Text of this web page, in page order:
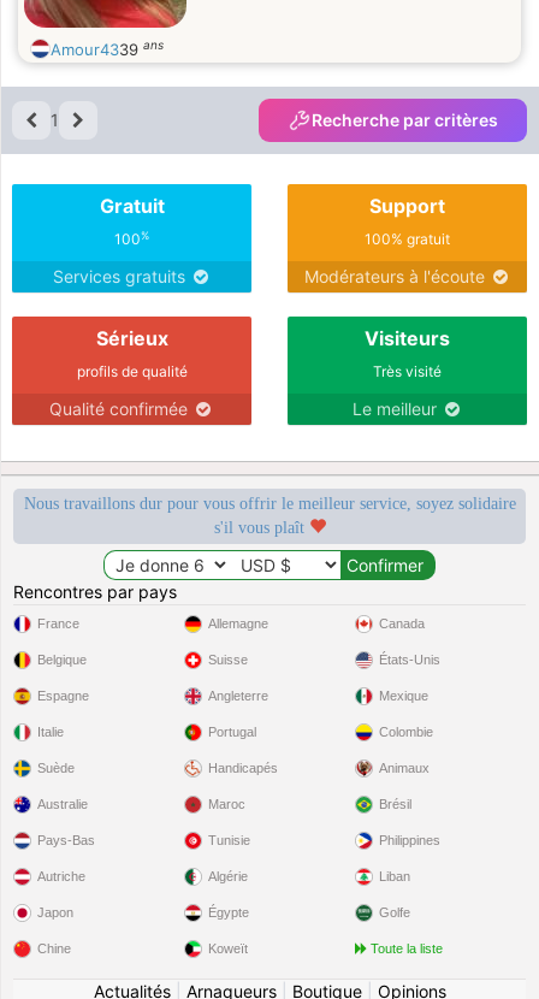
Amour4339 ans
1 Recherche par critères
Gratuit
100%
Services gratuits
Support
100% gratuit
Modérateurs à l'écoute
Sérieux
profils de qualité
Qualité confirmée
Visiteurs
Très visité
Le meilleur
Nous travaillons dur pour vous offrir le meilleur service, soyez solidaire
s'il vous plaît
Rencontres par pays
France
Belgique
Espagne
Italie
Suède
Allemagne
Suisse
Angleterre
Portugal
Handicapés
Canada
États-Unis
Mexique
Colombie
Animaux
Australie
Pays-Bas
Autriche
Japon
Chine
Maroc
Tunisie
Algérie
Égypte
Koweït
Brésil
Philippines
Liban
Golfe
Toute la liste
Actualités| Arnaqueurs| Boutique| Opinions